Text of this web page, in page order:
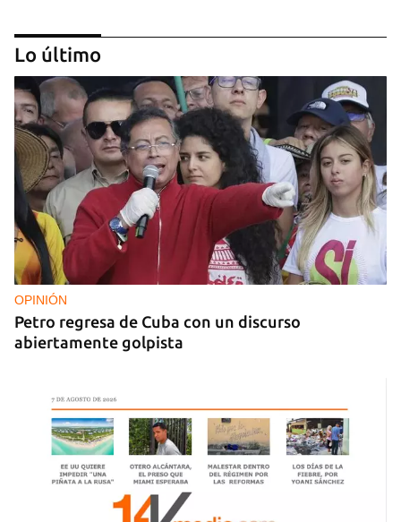
NICARAGUA
EE UU propone a la OEA convocar a los
cancilleres para "tomar medidas" contra las
decisiones de Ortega
Lo último
OPINIÓN
Petro regresa de Cuba con un discurso
abiertamente golpista